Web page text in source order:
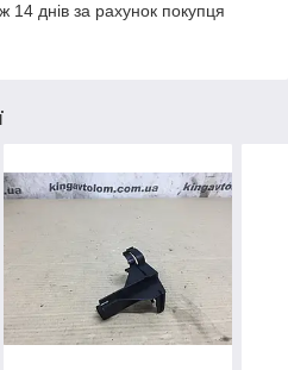
днів за рахунок покупця